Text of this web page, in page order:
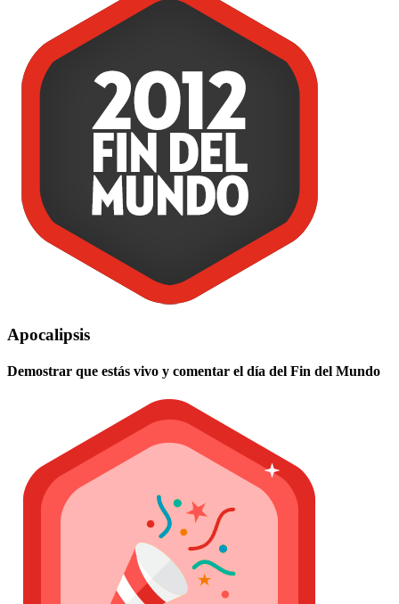
Apocalipsis
Demostrar que estás vivo y comentar el día del Fin del Mundo